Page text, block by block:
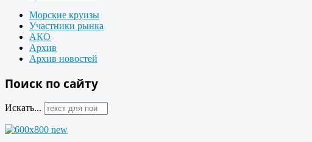
Морские круизы
Участники рынка
АКО
Архив
Архив новостей
Поиск по сайту
Искать...